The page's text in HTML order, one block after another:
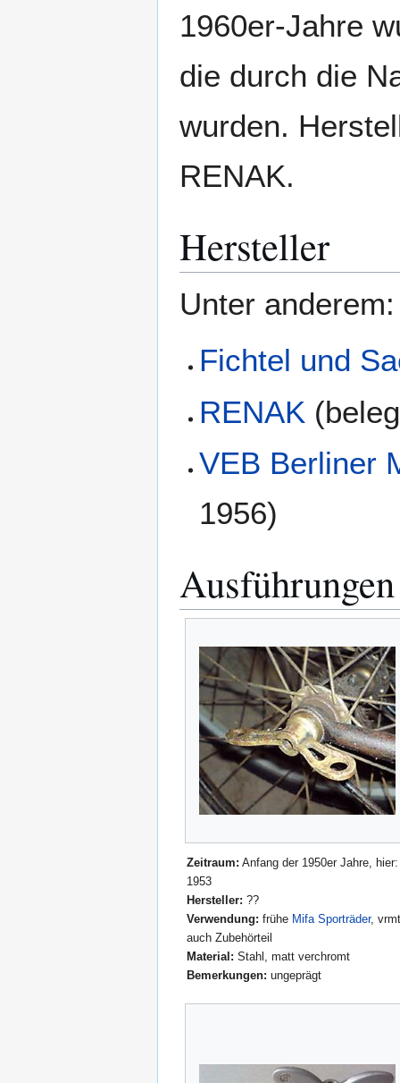
1960er-Jahre
die durch die
wurden.
RENAK.
Hersteller
Unter anderem:
Fichtel und
RENAK
VEB Berliner
1956)
Zeitraum: Anfang der 1950er Jahre, hier:
1953
Hersteller: ??
Verwendung: frühe Mifa Sporträder,
auch Zubehörteil
Material: Stahl, matt verchromt
Bemerkungen: ungeprägt